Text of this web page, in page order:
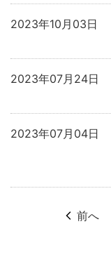
2023年10月03日
2023年07月24日
2023年07月04日
前へ